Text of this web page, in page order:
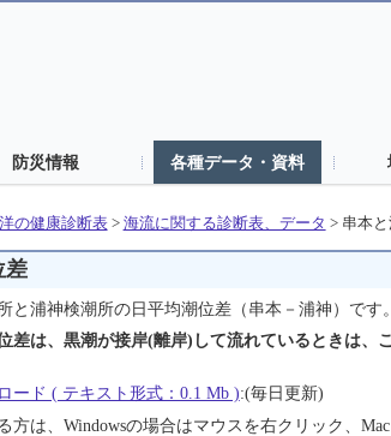
防災情報 各種データ・資料
の健康診断表> 海流に関する診断表、データ > 串本
差
と浦神検潮所の日平均潮位差（串本－浦神）です。
差は、黒潮が接岸(離岸)して流れているときは
ード ( テキスト形式：0.1 Mb ):(毎日更新)
は、Windowsの場合はマウスを右クリック、